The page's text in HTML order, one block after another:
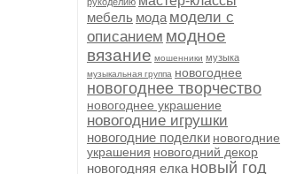
мебель мода модели с
описанием модное
вязание мошенники музыка
музыкальная группа новогоднее
новогоднее творчество
новогоднее украшение
новогодние игрушки
новогодние поделки новогодние
украшения новогодний декор
новогодняя елка новый год